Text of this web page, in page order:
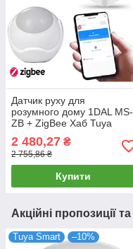
Датчик руху для
розумного дому 1DAL MS-
ZB + ZigBee Хаб Tuya
2 480,27 ₴
2 755,86 ₴
Купити
Акційні пропозиції
Tuya Smart –10%